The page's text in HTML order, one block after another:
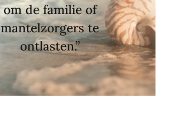
om de familie of
mantelzorgers te
ontlasten.”